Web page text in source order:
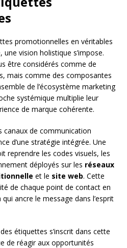
promotionnelles en véritables
vision holistique s’impose.
être considérés comme de
mais comme des composantes
de l’écosystème marketing
systémique multiplie leur
de marque cohérente.
canaux de communication
d’une stratégie intégrée. Une
reprendre les codes visuels, les
déployés sur les réseaux
et le site web. Cette
de chaque point de contact en
ancre le message dans l’esprit
étiquettes s’inscrit dans cette
de réagir aux opportunités